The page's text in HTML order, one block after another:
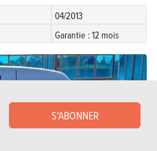
S'ABONNER
04/2013
Garantie : 12 mois